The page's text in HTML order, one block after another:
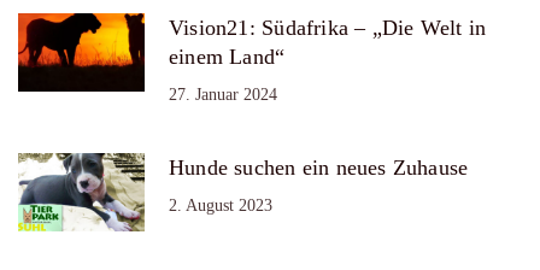
Vision21: Südafrika – „Die Welt in
einem Land“
27. Januar 2024
Hunde suchen ein neues Zuhause
2. August 2023